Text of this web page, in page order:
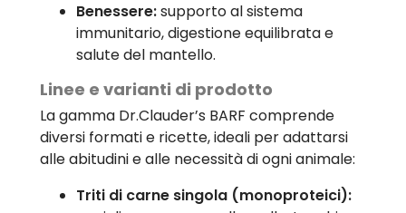
Benessere:supporto al sistema
immunitario, digestione equilibrata e
salute del mantello.
Linee e varianti di prodotto
La gamma Dr.Clauder’s BARF comprende
diversi formati e ricette, ideali per adattarsi
alle abitudini e alle necessità di ogni animale:
Triti di carne singola (monoproteici):